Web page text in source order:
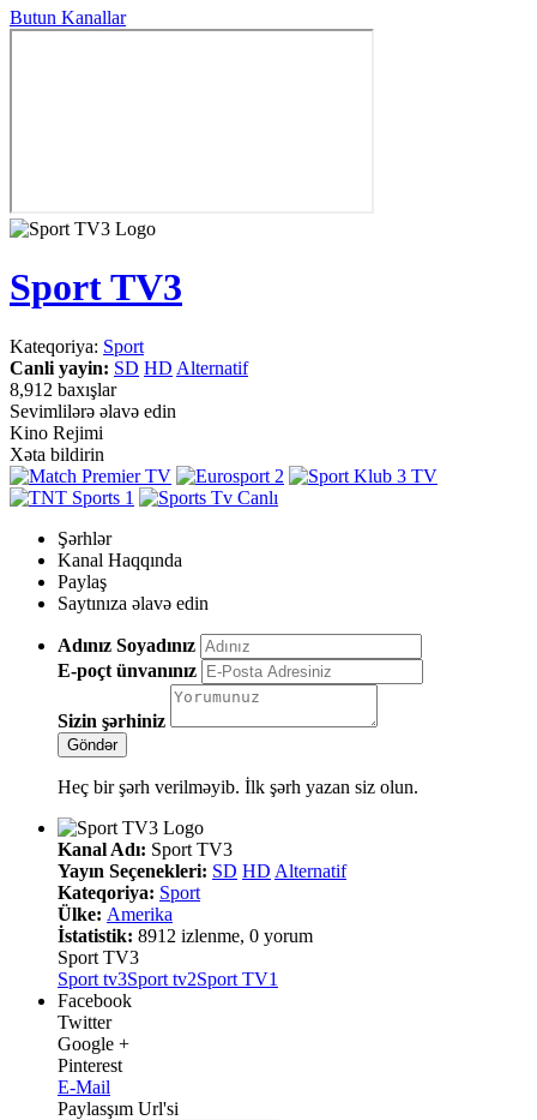
Butun Kanallar
Sport TV3
Kateqoriya: Sport
Canli yayin: SD HD Alternatif
8,912 baxışlar
Sevimlilərə əlavə edin
Kino Rejimi
Xəta bildirin
Şərhlər
Kanal Haqqında
Paylaş
Saytınıza əlavə edin
Adınız Soyadınız
E-poçt ünvanınız
Sizin şərhiniz
Heç bir şərh verilməyib. İlk şərh yazan siz olun.
Kanal Adı: Sport TV3
Yayın Seçenekleri: SD HD Alternatif
Kateqoriya: Sport
Ülke: Amerika
İstatistik: 8912 izlenme, 0 yorum
Sport TV3
Sport tv3Sport tv2Sport TV1
Facebook
Twitter
Google +
Pinterest
E-Mail
Paylasşım Url'si